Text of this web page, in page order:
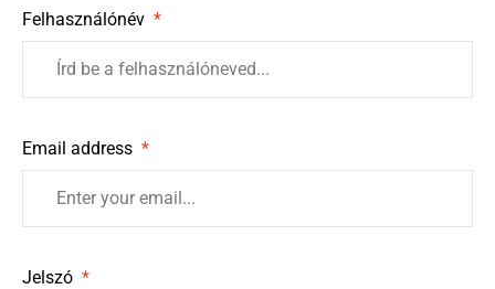
Felhasználónév *
Email address *
Jelszó *